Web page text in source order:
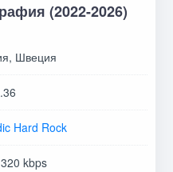
(2022-2026)
Швеция
Hard Rock
kbps